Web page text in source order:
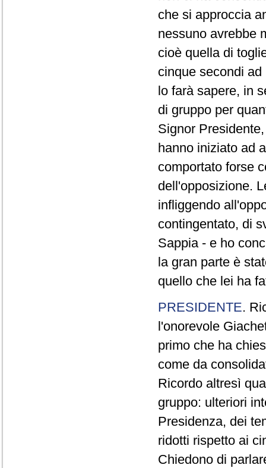
che si approccia
nessuno avrebbe
cioè quella di
cinque secondi
lo farà sapere, in
di gruppo per
Signor
hanno iniziato ad
comportato forse
dell'opposizione.
infliggendo
contingentato, di
Sappia - e ho
la gran parte è
quello che lei ha
PRESIDENTE.
l'onorevole
primo che ha
come da
Ricordo altresì
gruppo: ulteriori
Presidenza, dei
ridotti rispetto ai
Chiedono di